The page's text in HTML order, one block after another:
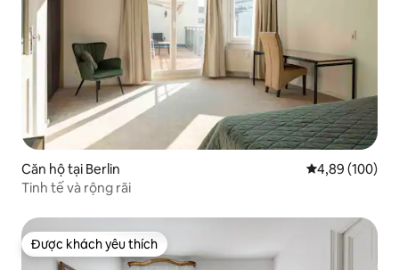
Căn hộ tại Berlin Xếp hạng
4,89 (100)
Tinh tế và rộng rãi
Được khách yêu thích
Được khách yêu thích